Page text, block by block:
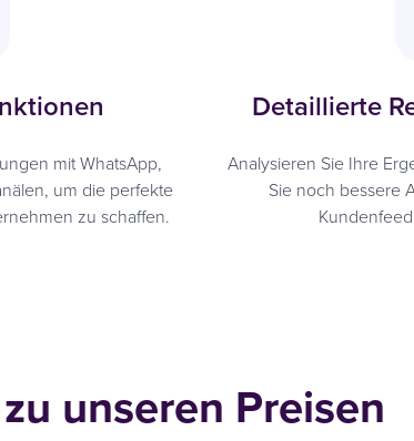
mit WhatsApp,
um die perfekte
zu schaffen.
Detaillierte
Analysieren Sie Ihre
Sie noch bessere
unseren Preisen